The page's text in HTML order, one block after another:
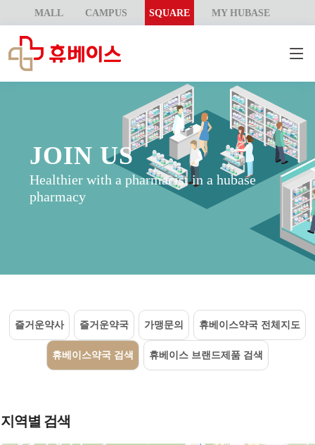
MALL CAMPUS SQUARE MY HUBASE
JOIN US
Healthier with a pharmacist in a hubase
pharmacy
즐거운약사 즐거운약국 가맹문의 휴베이스약국 전체지도
휴베이스약국 검색 휴베이스 브랜드제품 검색
지역별 검색